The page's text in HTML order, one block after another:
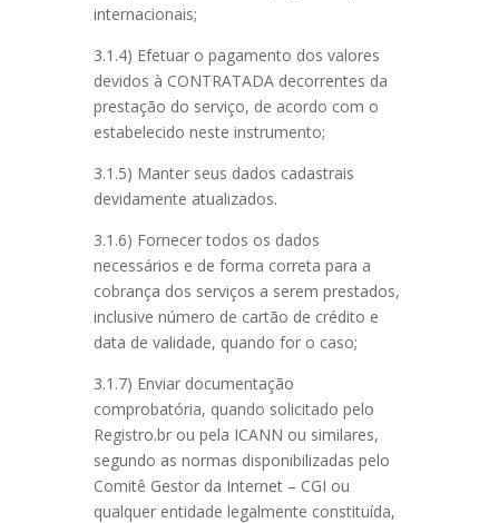
internacionais;
3.1.4) Efetuar o pagamento dos valores
devidos à CONTRATADA decorrentes da
prestação do serviço, de acordo com o
estabelecido neste instrumento;
3.1.5) Manter seus dados cadastrais
devidamente atualizados.
3.1.6) Fornecer todos os dados
necessários e de forma correta para a
cobrança dos serviços a serem prestados,
inclusive número de cartão de crédito e
data de validade, quando for o caso;
3.1.7) Enviar documentação
comprobatória, quando solicitado pelo
Registro.br ou pela ICANN ou similares,
segundo as normas disponibilizadas pelo
Comitê Gestor da Internet – CGI ou
qualquer entidade legalmente constituída,